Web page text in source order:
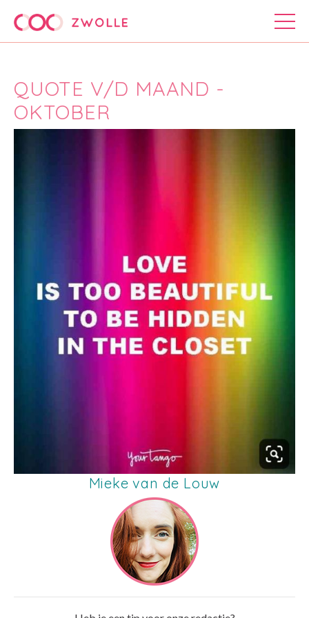
QUOTE V/D MAAND -
OKTOBER
Mieke van de Louw